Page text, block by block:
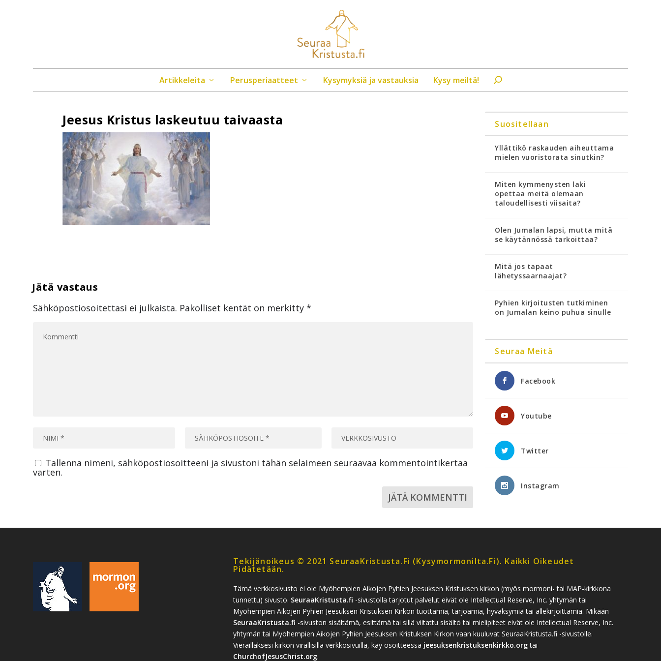
Artikkeleita Perusperiaatteet Kysymyksiä ja vastauksia Kysy meiltä!
Jeesus Kristus laskeutuu taivaasta
Sähköpostiosoitettasi ei julkaista. Pakolliset kentät on merkitty*
Tallenna nimeni, sähköpostiosoitteeni ja sivustoni tähän selaimeen seuraavaa kommentointikertaa
varten.
Suositellaan
Yllättikö raskauden aiheuttama
mielen vuoristorata sinutkin?
Miten kymmenysten laki
opettaa meitä olemaan
taloudellisesti viisaita?
Olen Jumalan lapsi, mutta mitä
se käytännössä tarkoittaa?
Mitä jos tapaat
lähetyssaarnaajat?
Pyhien kirjoitusten tutkiminen
on Jumalan keino puhua sinulle
Seuraa Meitä
Facebook
Youtube
Twitter
Instagram
Tekijänoikeus © 2021 SeuraaKristusta.fi (kysymormonilta.fi). Kaikki Oikeudet
Pidätetään.
Tämä verkkosivusto ei ole Myöhempien Aikojen Pyhien Jeesuksen Kristuksen kirkon (myös mormoni- tai MAP-kirkkona
tunnettu) sivusto. SeuraaKristusta.fi -sivustolla tarjotut palvelut eivät ole Intellectual Reserve, Inc. yhtymän tai
Myöhempien Aikojen Pyhien Jeesuksen Kristuksen Kirkon tuottamia, tarjoamia, hyväksymiä tai allekirjoittamia. Mikään
SeuraaKristusta.fi -sivuston sisältämä, esittämä tai sillä viitattu sisältö tai mielipiteet eivät ole Intellectual Reserve, Inc.
yhtymän tai Myöhempien Aikojen Pyhien Jeesuksen Kristuksen Kirkon vaan kuuluvat SeuraaKristusta.fi -sivustolle.
Vieraillaksesi kirkon virallisilla verkkosivuilla, käy osoitteessa jeesuksenkristuksenkirkko.orgtai
ChurchofJesusChrist.org.